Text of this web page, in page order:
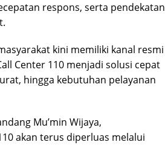
respons, serta pendekatan
kini memiliki kanal resmi
Center 110 menjadi solusi cepat
hingga kebutuhan pelayanan
Mu’min Wijaya,
akan terus diperluas melalui